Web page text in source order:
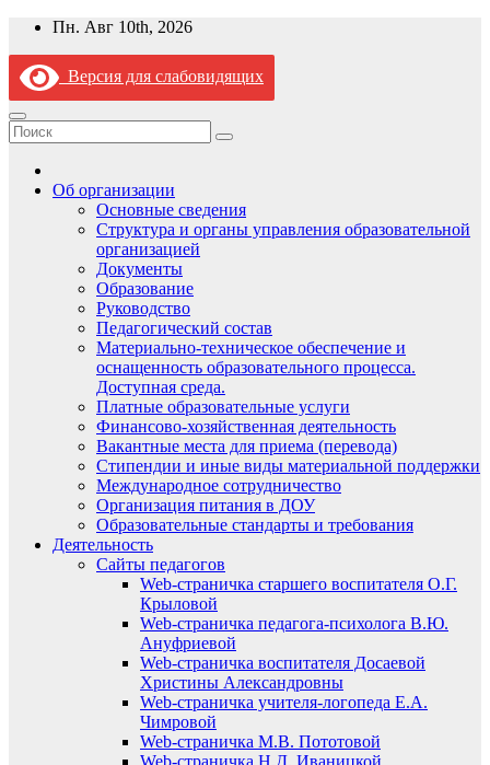
Перейти
содержимому
Пн. Авг 10th, 2026
Версия для слабовидящих
Об организации
Основные сведения
Структура и органы управления образовательной
организацией
Документы
Образование
Руководство
Педагогический состав
Материально-техническое обеспечение и
оснащенность образовательного процесса.
Доступная среда.
Платные образовательные услуги
Финансово-хозяйственная деятельность
Вакантные места для приема (перевода)
Стипендии и иные виды материальной поддержки
Международное сотрудничество
Организация питания в ДОУ
Образовательные стандарты и требования
Деятельность
Сайты педагогов
Web-страничка старшего воспитателя О.Г.
Крыловой
Web-страничка педагога-психолога В.Ю.
Ануфриевой
Web-страничка воспитателя Досаевой
Христины Александровны
Web-страничка учителя-логопеда Е.А.
Чимровой
Web-страничка М.В. Пототовой
Web-страничка Н.Д. Иваницкой